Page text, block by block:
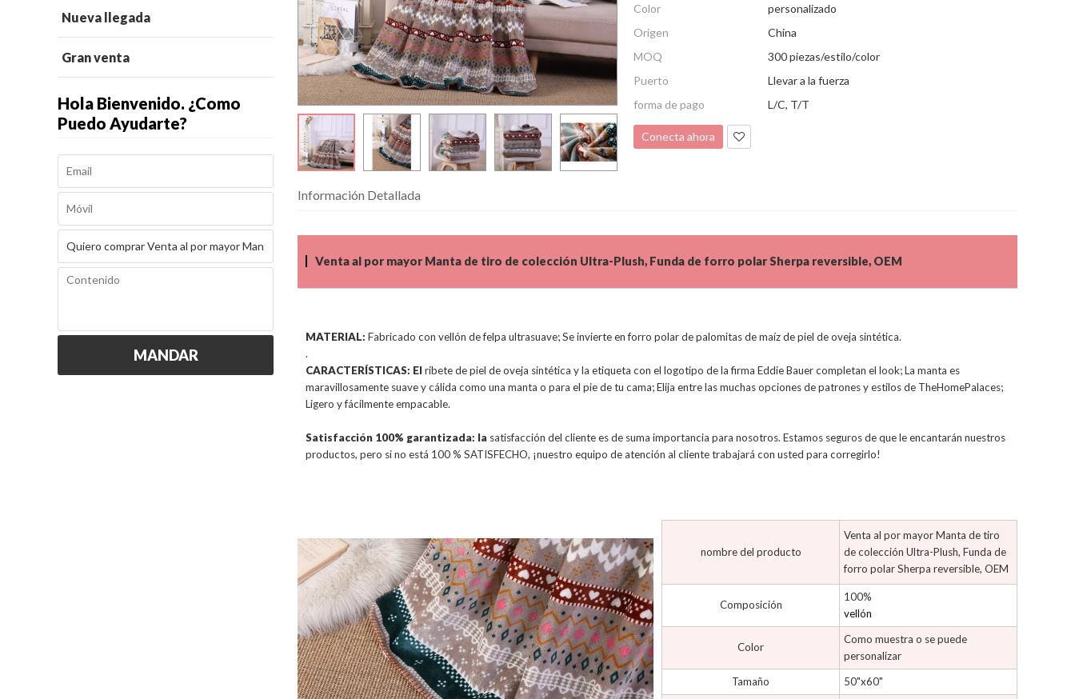
Nueva llegada
Gran venta
Hola Bienvenido. ¿Como
Puedo Ayudarte?
MANDAR
Color
personalizado
Origen
China
MOQ
300 piezas/estilo/color
Puerto
Llevar a la fuerza
forma de pago
L/C, T/T
Conecta ahora
Información Detallada
Venta al por mayor Manta de tiro de colección Ultra-Plush, Funda de forro polar Sherpa reversible, OEM
MATERIAL: Fabricado con vellón de felpa ultrasuave; Se invierte en forro polar de palomitas de maíz de piel de oveja sintética.
.
CARACTERÍSTICAS: Elribete de piel de oveja sintética y la etiqueta con el logotipo de la firma Eddie Bauer completan el look; La manta es
maravillosamente suave y cálida como una manta o para el pie de tu cama; Elija entre las muchas opciones de patrones y estilos de TheHomePalaces;
Ligero y fácilmente empacable.
Satisfacción 100% garantizada: la satisfacción del cliente es de suma importancia para nosotros. Estamos seguros de que le encantarán nuestros
productos, pero si no está 100 % SATISFECHO, ¡nuestro equipo de atención al cliente trabajará con usted para corregirlo!
nombre del producto
Venta al por mayor Manta de tiro
de colección Ultra-Plush, Funda de
forro polar Sherpa reversible, OEM
Composición
100%
vellón
Color
Como muestra o se puede
personalizar
Tamaño
50"x60"